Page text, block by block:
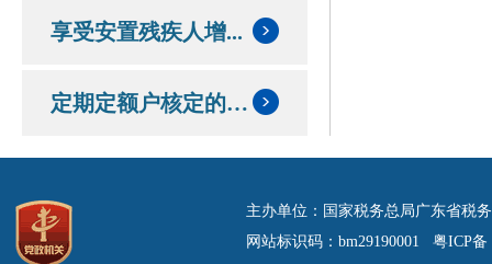
享受安置残疾人增...
定期定额户核定的定额和应纳税额情况
主办单位：国家税务总局广东省税
网站标识码：bm29190001 粤ICP